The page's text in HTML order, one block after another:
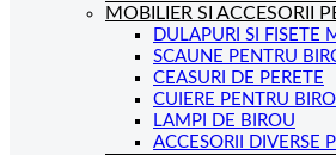
MOBILIER SI ACCESORII
DULAPURI SI FISETE
SCAUNE PENTRU
CEASURI DE PERETE
CUIERE PENTRU
LAMPI DE BIROU
ACCESORII DIVERSE